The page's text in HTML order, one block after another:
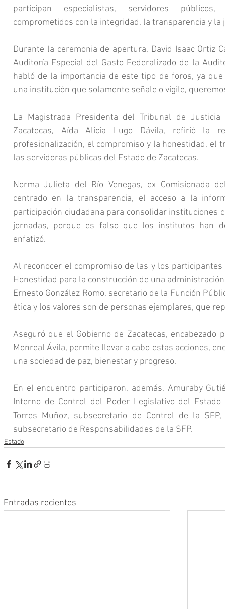
participan especialistas, servidores
comprometidos con la integridad, la transparencia y la
Durante la ceremonia de apertura, David Isaac Ortiz
Auditoría Especial del Gasto Federalizado de la
habló de la importancia de este tipo de foros, ya
una institución que solamente señale o vigile,
La Magistrada Presidenta del Tribunal de
Zacatecas, Aída Alicia Lugo Dávila, refirió la
profesionalización, el compromiso y la honestidad, el
las servidoras públicas del Estado de Zacatecas.
Norma Julieta del Río Venegas, ex Comisionada
centrado en la transparencia, el acceso a la
participación ciudadana para consolidar instituciones
jornadas, porque es falso que los institutos han
enfatizó.
Al reconocer el compromiso de las y los
Honestidad para la construcción de una
Ernesto González Romo, secretario de la Función
ética y los valores son de personas ejemplares, que
Aseguró que el Gobierno de Zacatecas, encabezado
Monreal Ávila, permite llevar a cabo estas acciones,
una sociedad de paz, bienestar y progreso.
En el encuentro participaron, además, Amuraby
Interno de Control del Poder Legislativo del Estado
Torres Muñoz, subsecretario de Control de la
subsecretario de Responsabilidades de la SFP.
Estado
Entradas recientes